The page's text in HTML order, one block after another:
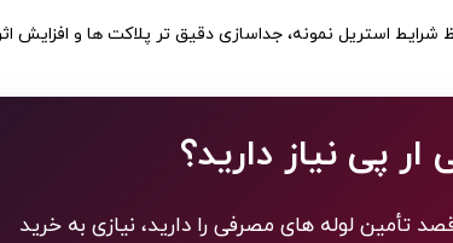
پی نیاز دارید؟
قصد تأمین لوله های مصرفی را دارید، نیازی به خرید